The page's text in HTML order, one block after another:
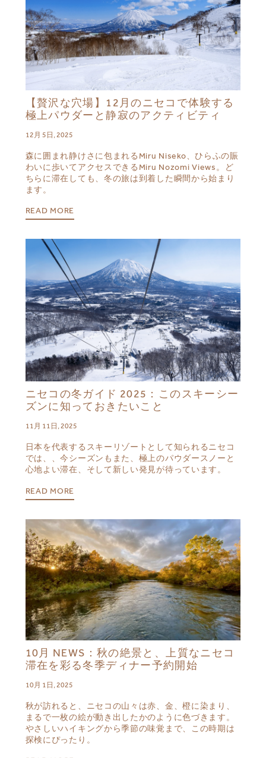
【贅沢な穴場】12月のニセコで体験する
極上パウダーと静寂のアクティビティ
12月 5日, 2025
森に囲まれ静けさに包まれるMiru Niseko、ひらふの賑
わいに歩いてアクセスできるMiru Nozomi Views。ど
ちらに滞在しても、冬の旅は到着した瞬間から始まり
ます。
READ MORE
ニセコの冬ガイド 2025：このスキーシー
ズンに知っておきたいこと
11月 11日, 2025
日本を代表するスキーリゾートとして知られるニセコ
では、、今シーズンもまた、極上のパウダースノーと
心地よい滞在、そして新しい発見が待っています。
READ MORE
10月 NEWS：秋の絶景と、上質なニセコ
滞在を彩る冬季ディナー予約開始
10月 1日, 2025
秋が訪れると、ニセコの山々は赤、金、橙に染まり、
まるで一枚の絵が動き出したかのように色づきます。
やさしいハイキングから季節の味覚まで、この時期は
探検にぴったり。